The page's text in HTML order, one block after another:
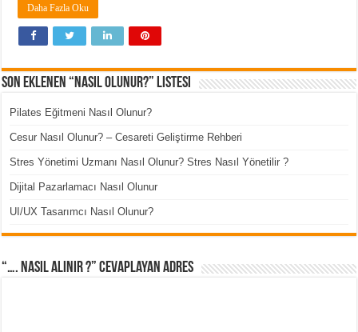
Daha Fazla Oku
Son Eklenen “Nasıl Olunur?” Listesi
Pilates Eğitmeni Nasıl Olunur?
Cesur Nasıl Olunur? – Cesareti Geliştirme Rehberi
Stres Yönetimi Uzmanı Nasıl Olunur? Stres Nasıl Yönetilir ?
Dijital Pazarlamacı Nasıl Olunur
UI/UX Tasarımcı Nasıl Olunur?
“…. Nasıl Alınır ?” cevaplayan adres